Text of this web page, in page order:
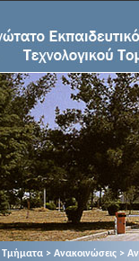
Τμήματα > Ανακοινώσεις >